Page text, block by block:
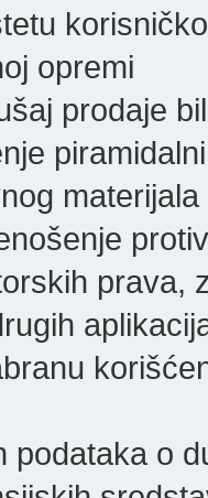
opremi
prodaje
prava,
podataka o